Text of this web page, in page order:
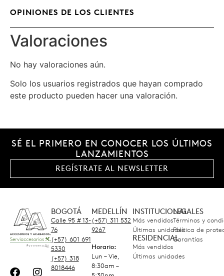
OPINIONES DE LOS CLIENTES
Valoraciones
No hay valoraciones aún.
Solo los usuarios registrados que hayan comprado
este producto pueden hacer una valoración.
SÉ EL PRIMERO EN CONOCER LOS ÚLTIMOS
LANZAMIENTOS
REGÍSTRATE AL NEWSLETTER
BOGOTÁ
Calle 95 # 13-
76
(+57) 601 691
5330
(+57) 318
8018446
MEDELLÍN
(+57) 311 532
9267
Horario:
Lun – Vie,
8:30am –
INSTITUCIONAL
Más vendidos
Últimas unidades
RESIDENCIAL
Más vendidos
Últimas unidades
LEGALES
Términos y
Política de
Garantías